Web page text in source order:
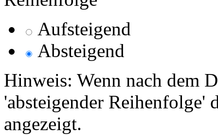
Aufsteigend
Absteigend
Hinweis: Wenn nach dem
'absteigender Reihenfolge'
angezeigt.